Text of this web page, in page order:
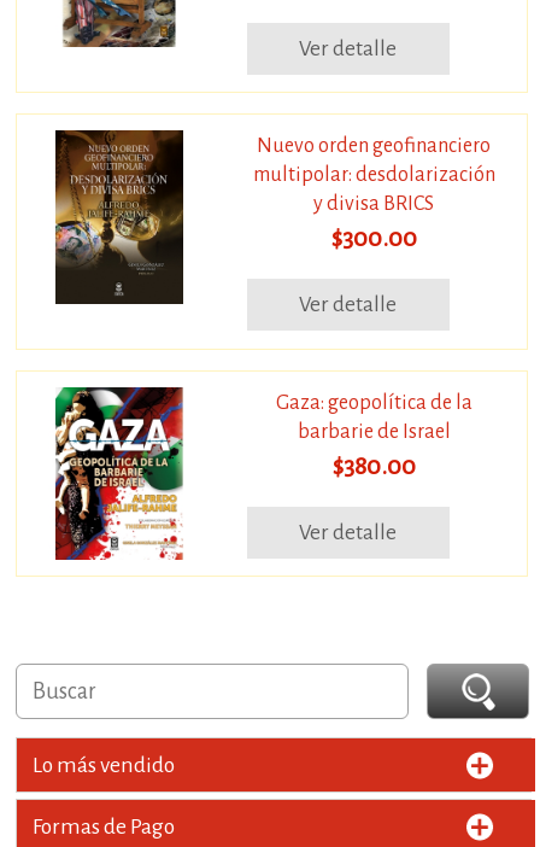
Ver detalle
Nuevo orden geofinanciero
multipolar: desdolarización
y divisa BRICS
$300.00
Ver detalle
Gaza: geopolítica de la
barbarie de Israel
$380.00
Ver detalle
Lo más vendido
Formas de Pago